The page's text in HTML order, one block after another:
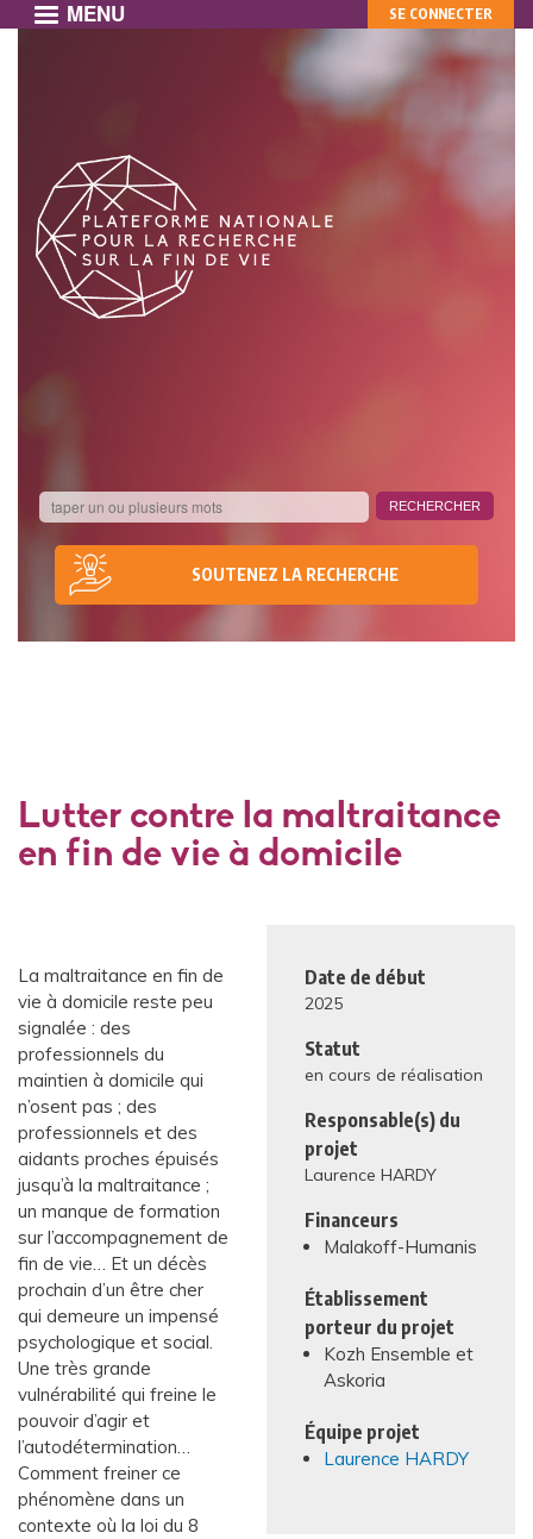
principal
MENU
SOUTENEZ LA RECHERCHE
MON
COMPTE
SE CONNECTER
Lutter contre la maltraitance
en fin de vie à domicile
La maltraitance en fin de
vie à domicile reste peu
signalée : des
professionnels du
maintien à domicile qui
n’osent pas ; des
professionnels et des
aidants proches épuisés
jusqu’à la maltraitance ;
un manque de formation
sur l’accompagnement de
fin de vie… Et un décès
prochain d’un être cher
qui demeure un impensé
psychologique et social.
Une très grande
vulnérabilité qui freine le
pouvoir d’agir et
l’autodétermination…
Comment freiner ce
phénomène dans un
contexte où la loi du 8
Date de début
2025
Statut
en cours de réalisation
Responsable(s) du
projet
Laurence HARDY
Financeurs
Malakoff-Humanis
Établissement
porteur du projet
Kozh Ensemble et
Askoria
Équipe projet
Laurence HARDY